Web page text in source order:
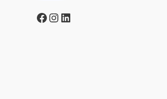
Facebook
Instagram
LinkedIn